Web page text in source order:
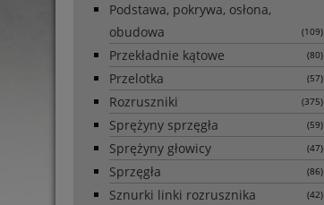
Podstawa, pokrywa, osłona,
obudowa
(109)
Przekładnie kątowe (80)
Przelotka (57)
Rozruszniki (375)
Sprężyny sprzęgła (59)
Sprężyny głowicy (47)
Sprzęgła (86)
Sznurki linki rozrusznika (42)